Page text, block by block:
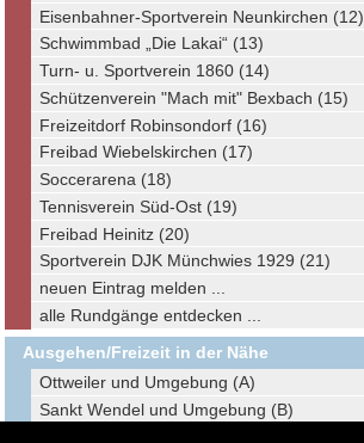
Eisenbahner-Sportverein Neunkirchen (12)
Schwimmbad „Die Lakai“ (13)
Turn- u. Sportverein 1860 (14)
Schützenverein "Mach mit" Bexbach (15)
Freizeitdorf Robinsondorf (16)
Freibad Wiebelskirchen (17)
Soccerarena (18)
Tennisverein Süd-Ost (19)
Freibad Heinitz (20)
Sportverein DJK Münchwies 1929 (21)
neuen Eintrag melden ...
alle Rundgänge entdecken ...
Ausgehen/Freizeit in der Nähe
Ottweiler und Umgebung (A)
Sankt Wendel und Umgebung (B)